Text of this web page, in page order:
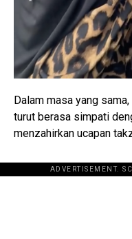
Dalam masa yang
turut berasa simpati
menzahirkan ucapan
ADVERTISEMENT.